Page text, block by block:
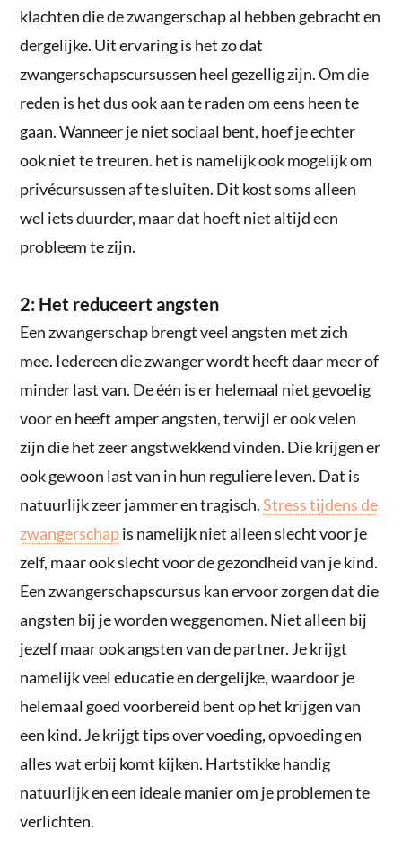
klachten die de zwangerschap al hebben gebracht en
dergelijke. Uit ervaring is het zo dat
zwangerschapscursussen heel gezellig zijn. Om die
reden is het dus ook aan te raden om eens heen te
gaan. Wanneer je niet sociaal bent, hoef je echter
ook niet te treuren. het is namelijk ook mogelijk om
privécursussen af te sluiten. Dit kost soms alleen
wel iets duurder, maar dat hoeft niet altijd een
probleem te zijn.
2: Het reduceert angsten
Een zwangerschap brengt veel angsten met zich
mee. Iedereen die zwanger wordt heeft daar meer of
minder last van. De één is er helemaal niet gevoelig
voor en heeft amper angsten, terwijl er ook velen
zijn die het zeer angstwekkend vinden. Die krijgen er
ook gewoon last van in hun reguliere leven. Dat is
natuurlijk zeer jammer en tragisch.Stress tijdens de
zwangerschapis namelijk niet alleen slecht voor je
zelf, maar ook slecht voor de gezondheid van je kind.
Een zwangerschapscursus kan ervoor zorgen dat die
angsten bij je worden weggenomen. Niet alleen bij
jezelf maar ook angsten van de partner. Je krijgt
namelijk veel educatie en dergelijke, waardoor je
helemaal goed voorbereid bent op het krijgen van
een kind. Je krijgt tips over voeding, opvoeding en
alles wat erbij komt kijken. Hartstikke handig
natuurlijk en een ideale manier om je problemen te
verlichten.